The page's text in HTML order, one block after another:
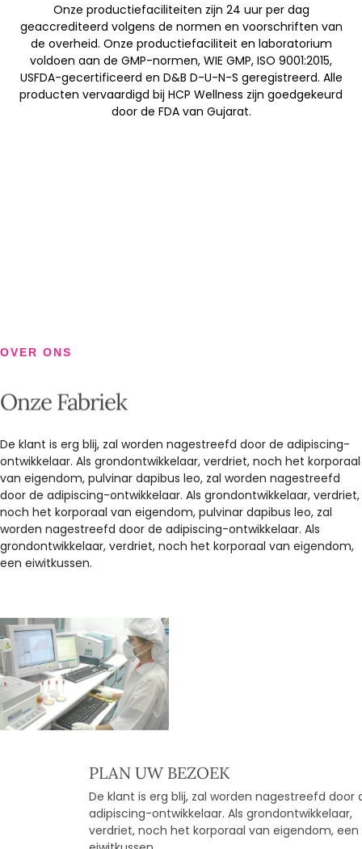
Onze productiefaciliteiten zijn 24 uur per dag
geaccrediteerd volgens de normen en voorschriften van
de overheid. Onze productiefaciliteit en laboratorium
voldoen aan de GMP-normen, WIE GMP, ISO 9001:2015,
USFDA-gecertificeerd en D&B D-U-N-S geregistreerd. Alle
producten vervaardigd bij HCP Wellness zijn goedgekeurd
door de FDA van Gujarat.
OVER ONS
Onze Fabriek
De klant is erg blij, zal worden nagestreefd door de adipiscing-
ontwikkelaar. Als grondontwikkelaar, verdriet, noch het korporaal
van eigendom, pulvinar dapibus leo, zal worden nagestreefd
door de adipiscing-ontwikkelaar. Als grondontwikkelaar, verdriet,
noch het korporaal van eigendom, pulvinar dapibus leo, zal
worden nagestreefd door de adipiscing-ontwikkelaar. Als
grondontwikkelaar, verdriet, noch het korporaal van eigendom,
een eiwitkussen.
PLAN UW BEZOEK
De klant is erg blij, zal worden nagestreefd door de
adipiscing-ontwikkelaar. Als grondontwikkelaar,
verdriet, noch het korporaal van eigendom, een